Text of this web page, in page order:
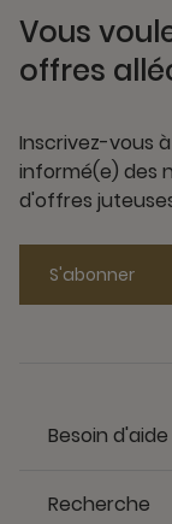
Vous
offres
Inscrivez-vous
informé(e) des
d'offres
S'abonner
Besoin d'aide
Recherche